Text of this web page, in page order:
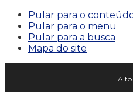
Pular para o
Pular para o menu
Pular para a busca
Mapa do site
Alto